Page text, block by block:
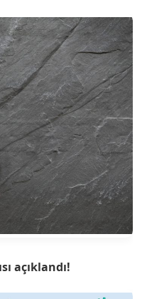
açıklandı!